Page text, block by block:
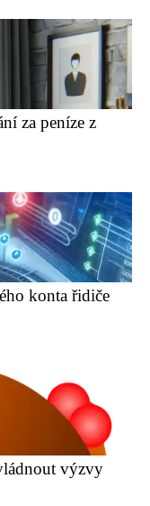
za peníze z
konta řidiče
výzvy